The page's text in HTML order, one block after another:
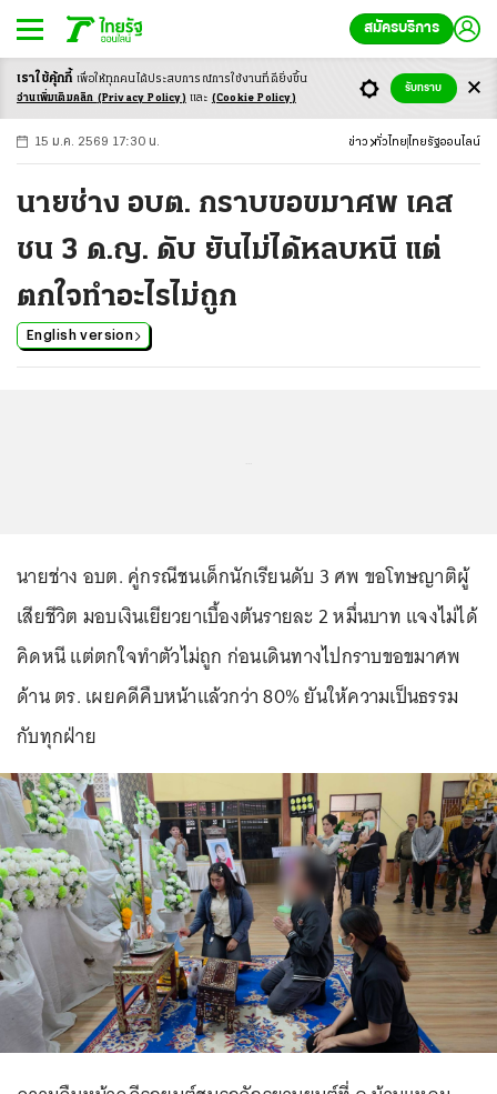
สมัครบริการ
-ก ก ก+
15 ม.ค. 2569 17:30 น. ข่าว ทั่วไทย ไทยรัฐออนไลน์
นายช่าง อบต. กราบขอขมาศพ เคส
ชน 3 ด.ญ. ดับ ยันไม่ได้หลบหนี แต่
ตกใจทำอะไรไม่ถูก
English version
นายช่าง อบต. คู่กรณีชนเด็กนักเรียนดับ 3 ศพ ขอโทษญาติผู้
เสียชีวิต มอบเงินเยียวยาเบื้องต้นรายละ 2 หมื่นบาท แจงไม่ได้
คิดหนี แต่ตกใจทำตัวไม่ถูก ก่อนเดินทางไปกราบขอขมาศพ
ด้าน ตร. เผยคดีคืบหน้าแล้วกว่า 80% ยันให้ความเป็นธรรม
กับทุกฝ่าย
เราใช้คุ้กกี้ เพื่อให้ทุกคนได้ประสบการณ์การใช้งานที่ดียิ่งขึ้น
อ่านเพิ่มเติมคลิก (Privacy Policy) และ (Cookie Policy)
รับทราบ